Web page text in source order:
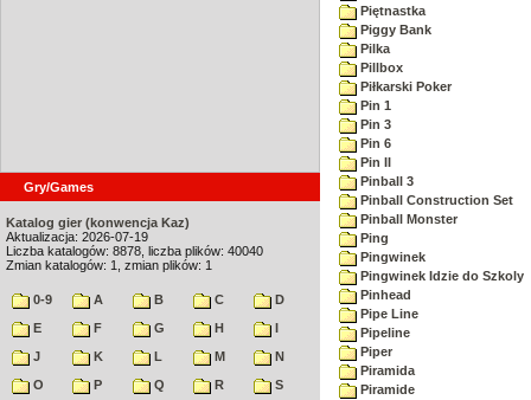
Gry/Games
Katalog gier (konwencja Kaz)
Aktualizacja: 2026-07-19
Liczba katalogów: 8878, liczba plików: 40040
Zmian katalogów: 1, zmian plików: 1
0-9 A B C
D
E
F G H
I
J
K L M
N
O
P Q R
S
Piętnastka
Piggy Bank
Pilka
Pillbox
Piłkarski Poker
Pin 1
Pin 3
Pin 6
Pin II
Pinball 3
Pinball Construction Set
Pinball Monster
Ping
Pingwinek
Pingwinek Idzie do Szkoly
Pinhead
Pipe Line
Pipeline
Piper
Piramida
Piramide